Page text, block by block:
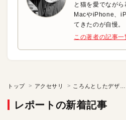
と猫を愛でながら
MacやiPhone、
てきたのが自慢。
この著者の記事一
トップ アクセサリ
レポートの新着記事